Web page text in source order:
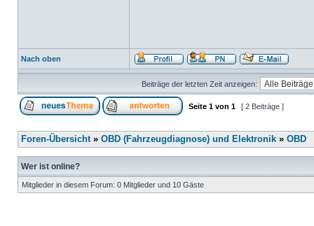
Nach oben
Beiträge der letzten Zeit anzeigen:
Seite 1 von 1 [ 2 Beiträge ]
Foren-Übersicht» OBD (Fahrzeugdiagnose) und Elektronik » OBD
Wer ist online?
Mitglieder in diesem Forum: 0 Mitglieder und 10 Gäste